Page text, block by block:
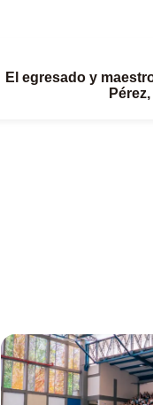
El egresado y